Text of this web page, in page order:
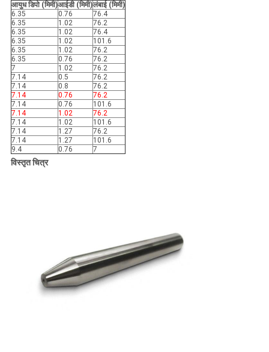
आयुध डिपो (मिमी)आईडी (मिमी)लंबाई (मिमी)
6.35
0.76
76.4
6.35
1.02
76.2
6.35
1.02
76.4
6.35
1.02
101.6
6.35
1.02
76.2
6.35
0.76
76.2
7
1.02
76.2
7.14
0.5
76.2
7.14
0.8
76.2
7.14
0.76
76.2
7.14
0.76
101.6
7.14
1.02
76.2
7.14
1.02
101.6
7.14
1.27
76.2
7.14
1.27
101.6
9.4
0.76 7
विस्तृत चित्र